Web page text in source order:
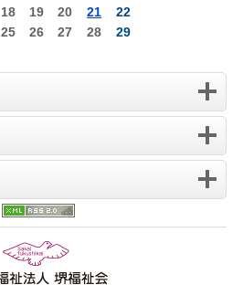
18 19 20 21
22
25 26 27 28
29